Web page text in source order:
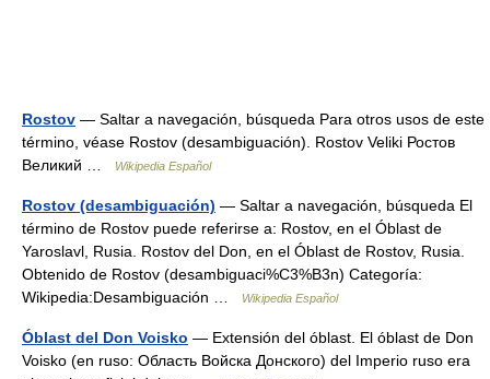
Rostov — Saltar a navegación, búsqueda Para otros usos de este
término, véase Rostov (desambiguación). Rostov Veliki Ростов
Великий …
Wikipedia Español
Rostov (desambiguación) — Saltar a navegación, búsqueda El
término de Rostov puede referirse a: Rostov, en el Óblast de
Yaroslavl, Rusia. Rostov del Don, en el Óblast de Rostov, Rusia.
Obtenido de Rostov (desambiguaci%C3%B3n) Categoría:
Wikipedia:Desambiguación …
Wikipedia Español
Óblast del Don Voisko — Extensión del óblast. El óblast de Don
Voisko (en ruso: Область Войска Донского) del Imperio ruso era